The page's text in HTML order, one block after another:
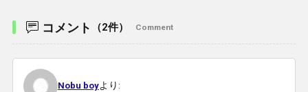
コメント （2件） Comment
Nobu boyより: